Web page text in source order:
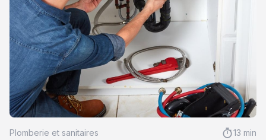
Plomberie et sanitaires 13 min